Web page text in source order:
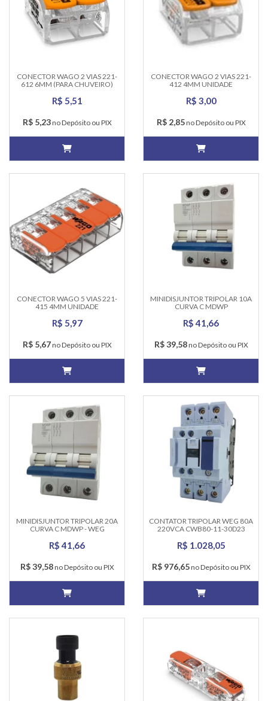
CONECTOR WAGO 2 VIAS 221-
612 6MM (PARA CHUVEIRO)
R$ 5,51
R$ 5,23no Depósito ou PIX
CONECTOR WAGO 2 VIAS 221-
412 4MM UNIDADE
R$ 3,00
R$ 2,85no Depósito ou PIX
CONECTOR WAGO 5 VIAS 221-
415 4MM UNIDADE
R$ 5,97
R$ 5,67no Depósito ou PIX
MINIDISJUNTOR TRIPOLAR 10A
CURVA C MDWP
R$ 41,66
R$ 39,58no Depósito ou PIX
MINIDISJUNTOR TRIPOLAR 20A
CURVA C MDWP - WEG
R$ 41,66
R$ 39,58no Depósito ou PIX
CONTATOR TRIPOLAR WEG 80A
220VCA CWB80-11-30D23
R$ 1.028,05
R$ 976,65no Depósito ou PIX